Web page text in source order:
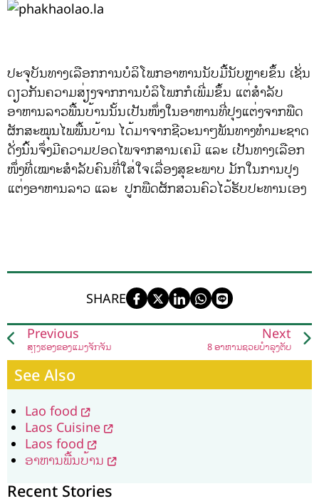
ປະຈຸບັນທາງເລືອກການບໍລິໂພກອາຫານນັບມື້ນັບຫຼາຍຂຶ້ນ ເຊັ່ນ
ດຽວກັນຄວາມສ່ຽງຈາກການບໍລິໂພກກໍເພີ່ມຂຶ້ນ ແຕ່ສຳລັບ
ອາຫານລາວພື້ນບ້ານນັ້ນເປັນໜຶ່ງໃນອາຫານທີ່ປຸງແຕ່ງຈາກພືດ
ຜັກສະໝຸນໄພພື້ນບ້ານ ໄດ້ມາຈາກຊີວະນາໆພັນທາງທຳມະຊາດ
ດັ່ງນົ້ນຈຶ່ງມີຄວາມປອດໄພຈາກສານເຄມີ ແລະ ເປັນທາງເລືອກ
ໜຶ່ງທີ່ເໝາະສຳລັບຄົນທີ່ໃສ່ໃຈເລື່ອງສຸຂະພາບ ມັກໃນການປຸງ
ແຕ່ງອາຫານລາວ ແລະ ປູກພືດຜັກສວນຄົວໄວ້ຮັບປະທານເອງ
SHARE
Previous
ສຽງຮ້ອງຂອງແມງຈັກຈັ່ນ
Next
8 ອາຫານຊ່ວຍບຳລຸງຕັບ
See Also
Lao food
Laos Cuisine
Laos food
ອາຫານພື້ນບ້ານ
Recent Stories